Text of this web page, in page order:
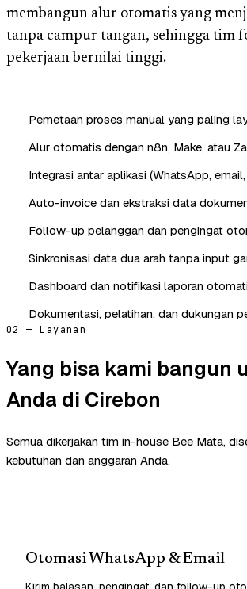
membangun alur otomatis yang
tanpa campur tangan, sehingga tim
pekerjaan bernilai tinggi.
Pemetaan proses manual yang paling
Alur otomatis dengan n8n, Make, atau
Integrasi antar aplikasi (WhatsApp,
Auto-invoice dan ekstraksi data
Follow-up pelanggan dan pengingat
Sinkronisasi data dua arah tanpa input
Dashboard dan notifikasi laporan
Dokumentasi, pelatihan, dan dukungan
02 — Layanan
Yang bisa kami bangun
Anda di Cirebon
Semua dikerjakan tim in-house Bee Mata,
kebutuhan dan anggaran Anda.
Otomasi WhatsApp & Email